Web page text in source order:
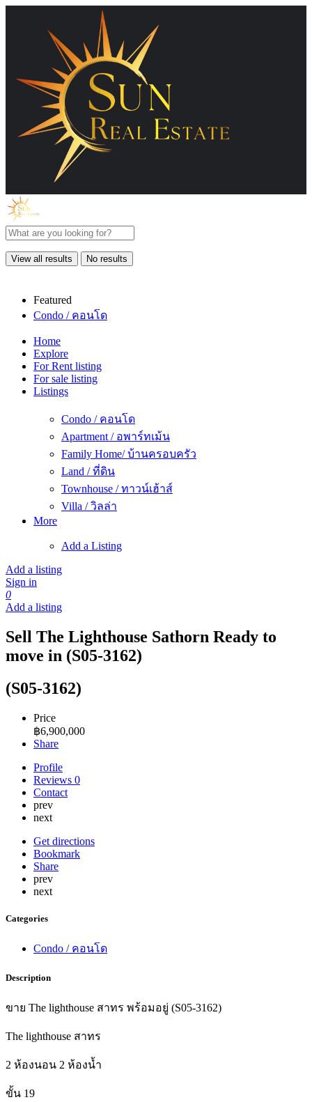
View all results No results
Featured
Condo / คอนโด
Home
Explore
For Rent listing
For sale listing
Listings
Condo / คอนโด
Apartment / อพาร์ทเม้น
Family Home/ บ้านครอบครัว
Land / ที่ดิน
Townhouse / ทาวน์เฮ้าส์
Villa / วิลล่า
More
Add a Listing
Add a listing
Sign in
0
Add a listing
Sell ​​The Lighthouse Sathorn Ready to
move in (S05-3162)
(S05-3162)
Price
฿6,900,000
Share
Profile
Reviews 0
Contact
prev
next
Get directions
Bookmark
Share
prev
next
Categories
Condo / คอนโด
Description
ขาย The lighthouse สาทร พร้อมอยู่ (S05-3162)
The lighthouse สาทร
2 ห้องนอน 2 ห้องน้ำ
ขั้น 19